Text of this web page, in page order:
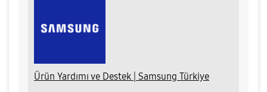
Ürün Yardımı ve Destek | Samsung Türkiye